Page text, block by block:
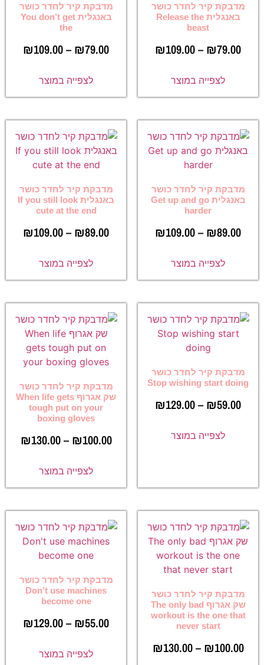
מדבקת קיר לחדר כושר
באנגלית Release the
beast
₪79.00
–
₪109.00
לצפייה במוצר
מדבקת קיר לחדר כושר
באנגלית You don’t get
the
₪79.00
–
₪109.00
לצפייה במוצר
מדבקת קיר לחדר כושר
באנגלית Get up and go
harder
₪89.00
–
₪109.00
לצפייה במוצר
מדבקת קיר לחדר כושר
באנגלית If you still look
cute at the end
₪89.00
–
₪109.00
לצפייה במוצר
מדבקת קיר לחדר כושר
Stop wishing start doing
₪59.00
–
₪129.00
לצפייה במוצר
מדבקת קיר לחדר כושר
שק אגרוף When life gets
tough put on your
boxing gloves
₪100.00
–
₪130.00
לצפייה במוצר
מדבקת קיר לחדר כושר
שק אגרוף The only bad
workout is the one that
never start
₪100.00
–
₪130.00
מדבקת קיר לחדר כושר
Don’t use machines
become one
₪55.00
–
₪129.00
לצפייה במוצר